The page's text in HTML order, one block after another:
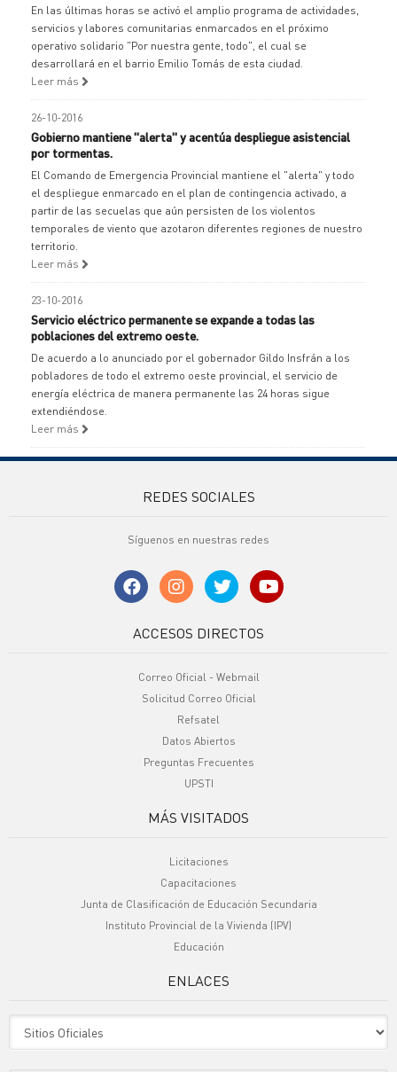
En las últimas horas se activó el amplio programa de actividades,
servicios y labores comunitarias enmarcados en el próximo
operativo solidario "Por nuestra gente, todo", el cual se
desarrollará en el barrio Emilio Tomás de esta ciudad.
Leer más
26-10-2016
Gobierno mantiene "alerta" y acentúa despliegue asistencial
por tormentas.
El Comando de Emergencia Provincial mantiene el "alerta" y todo
el despliegue enmarcado en el plan de contingencia activado, a
partir de las secuelas que aún persisten de los violentos
temporales de viento que azotaron diferentes regiones de nuestro
territorio.
Leer más
23-10-2016
Servicio eléctrico permanente se expande a todas las
poblaciones del extremo oeste.
De acuerdo a lo anunciado por el gobernador Gildo Insfrán a los
pobladores de todo el extremo oeste provincial, el servicio de
energía eléctrica de manera permanente las 24 horas sigue
extendiéndose.
Leer más
REDES SOCIALES
Síguenos en nuestras redes
ACCESOS DIRECTOS
Correo Oficial - Webmail
Solicitud Correo Oficial
Refsatel
Datos Abiertos
Preguntas Frecuentes
UPSTI
MÁS VISITADOS
Licitaciones
Capacitaciones
Junta de Clasificación de Educación Secundaria
Instituto Provincial de la Vivienda (IPV)
Educación
ENLACES